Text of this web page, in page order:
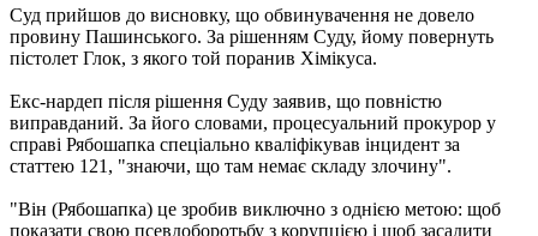
Суд прийшов до висновку, що обвинувачення не довело
провину Пашинського. За рішенням Суду, йому повернуть
пістолет Глок, з якого той поранив Хімікуса.
Екс-нардеп після рішення Суду заявив, що повністю
виправданий. За його словами, процесуальний прокурор у
справі Рябошапка спеціально кваліфікував інцидент за
статтею 121, "знаючи, що там немає складу злочину".
"Він (Рябошапка) це зробив виключно з однією метою: щоб
показати свою псевдоборотьбу з корупцією і щоб засадити